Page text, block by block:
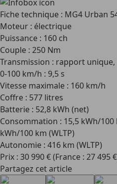
Fiche technique : MG4 Urban
Moteur : électrique
Puissance : 160 ch
Couple : 250 Nm
Transmission : rapport
0-100 km/h : 9,5 s
Vitesse maximale : 160 km/h
Coffre : 577 litres
Batterie : 52,8 kWh (net)
Consommation : 15,5 kWh/
kWh/100 km (WLTP)
Autonomie : 416 km (WLTP)
Prix : 30 990 € (France : 27 495
Partagez cet article